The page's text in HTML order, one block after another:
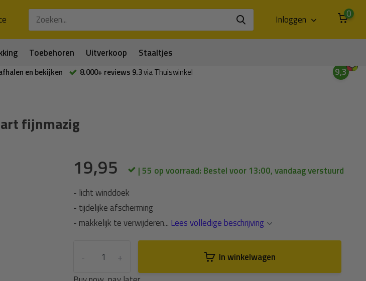
Inloggen 0
Toebehoren Uitverkoop Staaltjes
en bekijken 8.000+ reviews 9.3via Thuiswinkel 9,3
fijnmazig
19,95
| 55 op voorraad: Bestel voor 13:00, vandaag verstuurd
- licht winddoek
- tijdelijke afscherming
- makkelijk te verwijderen... Lees volledige beschrijving
+
-
In winkelwagen